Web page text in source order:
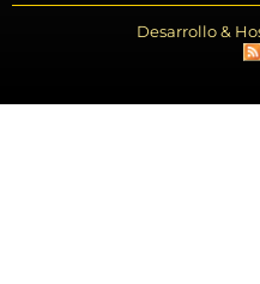
Desarrollo &